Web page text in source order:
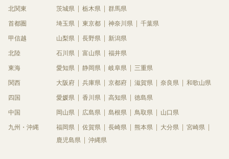
北関東
茨城県 栃木県 群馬県
首都圏 埼玉県 東京都 神奈川県 千葉県
甲信越 山梨県 長野県 新潟県
北陸 石川県 富山県 福井県
東海 愛知県 静岡県 岐阜県 三重県
関西 大阪府 兵庫県 京都府 滋賀県 奈良県 和歌山県
四国 愛媛県 香川県 高知県 徳島県
中国 岡山県 広島県 島根県 鳥取県 山口県
九州・沖縄 福岡県 佐賀県 長崎県 熊本県 大分県
宮崎県
鹿児島県
沖縄県